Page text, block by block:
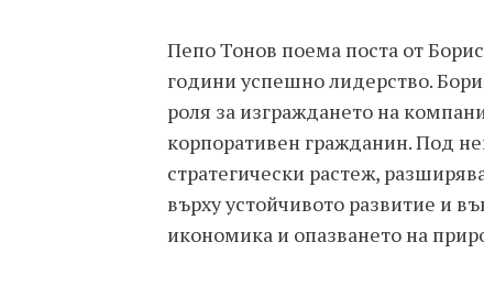
Пепо Тонов поема поста от
години успешно лидерство.
роля за изграждането на
корпоративен гражданин. Под
стратегически растеж,
върху устойчивото развитие и
икономика и опазването на